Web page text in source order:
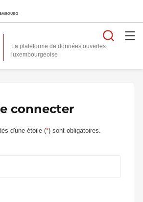
La plateforme de données ouvertes
connecter
d'une étoile (*) sont obligatoires.